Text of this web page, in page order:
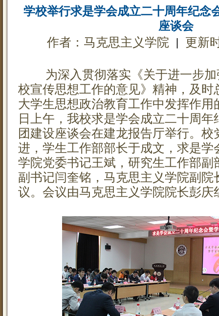
学校举行求是学会成立二十周年纪念
座谈会
作者：马克思主义学院| 更新
为深入贯彻落实《关于进一步加
校宣传思想工作的意见》精神，及
大学生思想政治教育工作中发挥作用
日上午，我校求是学会成立二十周
团建设座谈会在建龙报告厅举行。
进，学生工作部部长于成文，求是
学院党委书记王斌，研究生工作部
副书记闫奎铭，马克思主义学院副院
议。会议由马克思主义学院院长彭庆